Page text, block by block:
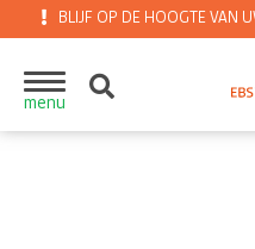
BLIJF OP DE HOOGTE VAN
menu